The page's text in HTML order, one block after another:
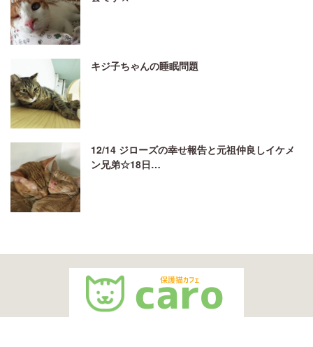
キジ子ちゃんの睡眠問題
12/14 ジローズの幸せ報告と元祖仲良しイケメ
ン兄弟☆18日…